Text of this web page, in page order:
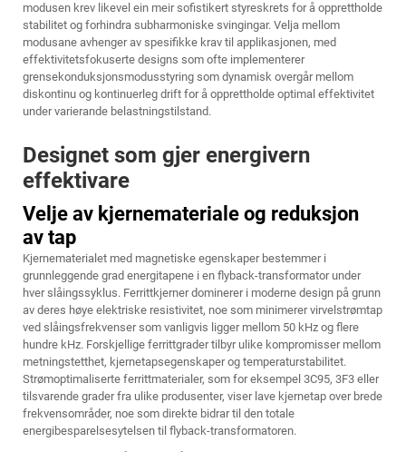
modusen krev likevel ein meir sofistikert styreskrets for å opprettholde
stabilitet og forhindra subharmoniske svingingar. Velja mellom
modusane avhenger av spesifikke krav til applikasjonen, med
effektivitetsfokuserte designs som ofte implementerer
grensekonduksjonsmodusstyring som dynamisk overgår mellom
diskontinu og kontinuerleg drift for å opprettholde optimal effektivitet
under varierande belastningstilstand.
Designet som gjer energivern
effektivare
Velje av kjernemateriale og reduksjon
av tap
Kjernematerialet med magnetiske egenskaper bestemmer i
grunnleggende grad energitapene i en flyback-transformator under
hver slåingssyklus. Ferrittkjerner dominerer i moderne design på grunn
av deres høye elektriske resistivitet, noe som minimerer virvelstrømtap
ved slåingsfrekvenser som vanligvis ligger mellom 50 kHz og flere
hundre kHz. Forskjellige ferrittgrader tilbyr ulike kompromisser mellom
metningstetthet, kjernetapsegenskaper og temperaturstabilitet.
Strømoptimaliserte ferrittmaterialer, som for eksempel 3C95, 3F3 eller
tilsvarende grader fra ulike produsenter, viser lave kjernetap over brede
frekvensområder, noe som direkte bidrar til den totale
energibesparelsesytelsen til flyback-transformatoren.